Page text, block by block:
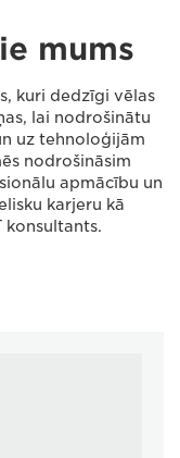
mums
kuri dedzīgi vēlas
lai nodrošinātu
uz tehnoloģijām
nodrošināsim
apmācību un
karjeru kā
konsultants.